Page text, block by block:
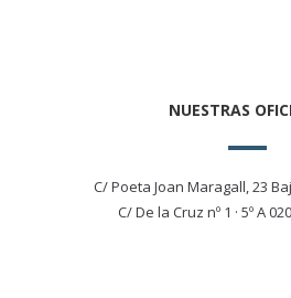
NUESTRAS
C/ Poeta Joan Maragall, 23
C/ De la Cruz nº 1 · 5º A